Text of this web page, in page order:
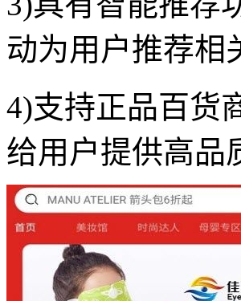
动为用户推荐相
4)支持正品百货
给用户提供高品